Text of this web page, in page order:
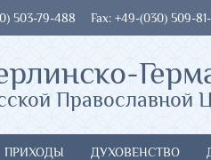
503-79-488 Fax: +49-(030) 509-
Православной
ПРИХОДЫ ДУХОВЕНСТВО